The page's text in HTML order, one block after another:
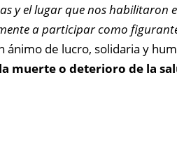
y el lugar que nos habilitaron
a participar como
ánimo de lucro, solidaria y
la muerte o deterioro de la